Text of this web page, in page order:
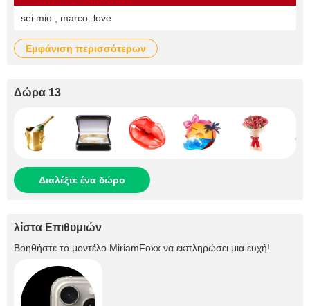
sei mio , marco :love
εμφάνιση περισσότερων
Δώρα 13
Διαλέξτε ένα δώρο
λίστα Επιθυμιών
Βοηθήστε το μοντέλο MiriamFoxx να εκπληρώσει μια ευχή!